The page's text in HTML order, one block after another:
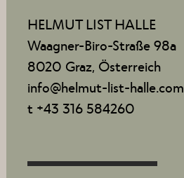
HELMUT LIST HALLE
Waagner-Biro-Straße 98a
8020 Graz, Österreich
info@helmut-list-halle.com
t +43 316 584260